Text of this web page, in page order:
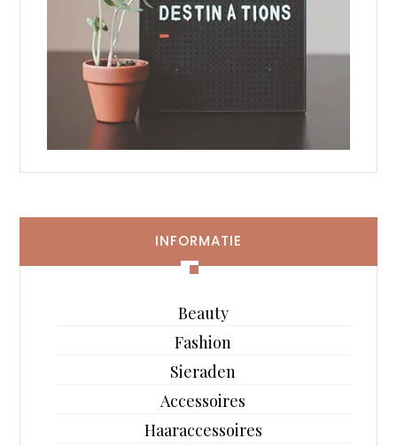
INFORMATIE
Beauty
Fashion
Sieraden
Accessoires
Haaraccessoires